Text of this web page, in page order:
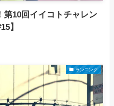
第10回イイコトチャレン
】
ランニング